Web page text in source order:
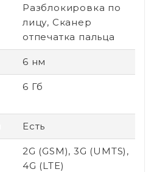
Разблокировка по
лицу, Сканер
отпечатка пальца
6 нм
6 Гб
Есть
2G (GSM), 3G (UMTS),
4G (LTE)